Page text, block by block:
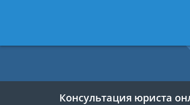
7
Консультация юриста